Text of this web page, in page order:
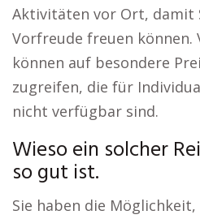
Aktivitäten vor Ort, damit
Vorfreude freuen können.
können auf besondere
zugreifen, die für
nicht verfügbar sind.
Wieso ein solcher
so gut ist.
Sie haben die